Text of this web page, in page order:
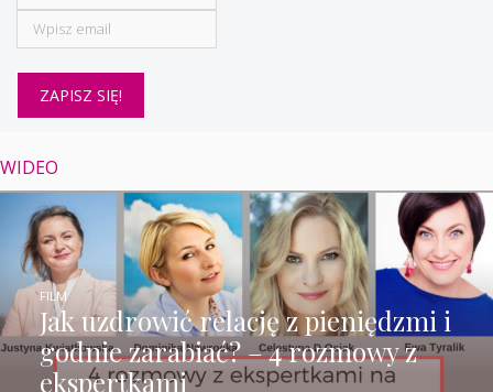
WIDEO
Jak uzdrowić relację z pieniędzmi i
godnie zarabiać? – 4 rozmowy z
ekspertkami
FILM